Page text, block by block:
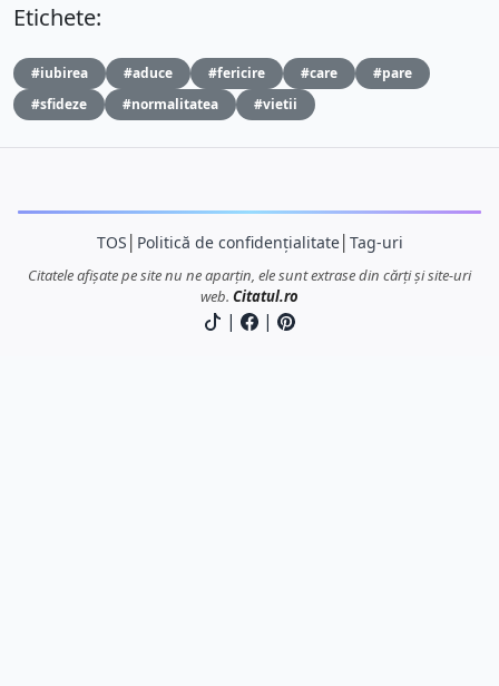
Etichete:
#iubirea #aduce #fericire #care
#pare
#sfideze
#normalitatea #vietii
TOS Politică de confidențialitate│ Tag-uri
Citatele afișate pe site nu ne aparțin, ele sunt extrase din cărți și site-uri
web. Citatul.ro
| |